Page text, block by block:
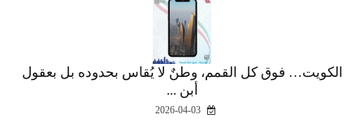
الكويت… فوق كل القمم، وطنٌ لا يُقاس بحدوده بل بعقول
أبن ...